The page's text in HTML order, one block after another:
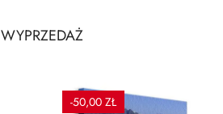
WYPRZEDAŻ
-50,00 ZŁ